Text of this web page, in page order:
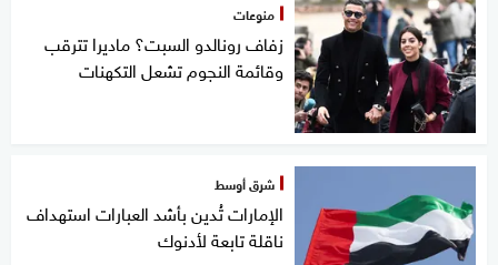
منوعات
زفاف رونالدو السبت؟ ماديرا تترقب
وقائمة النجوم تشعل التكهنات
شرق أوسط
الإمارات تُدين بأشد العبارات استهداف
ناقلة تابعة لأدنوك